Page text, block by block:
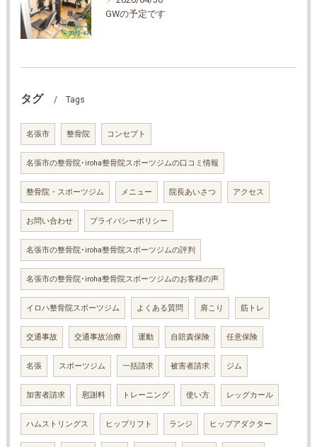
GWの予定です
タグ Tags
名張市 整骨院 コンセプト
名張市の整骨院･iroha整骨院スポーツジムの口コミ情報
整骨院・スポーツジム メニュー 院長あいさつ アクセス
お問い合わせ プライバシーポリシー
名張市の整骨院･iroha整骨院スポーツジムの評判
名張市の整骨院･iroha整骨院スポーツジムのお客様の声
イロハ整骨院スポーツジム よくある質問 肩こり 筋トレ
交通事故 交通事故治療 運動 自賠責保険 任意保険
名張 スポーツジム 一括請求 被害者請求 ジム
加害者請求 慰謝料 トレーニング 使い方 レッグカール
ハムストリングス ヒップリフト ランジ ヒップアダクター